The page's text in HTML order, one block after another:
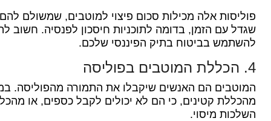
פוליסות אלה מכילות סכום פיצוי למוטבים, שמשולם
שגדל עם הזמן, בדומה לתוכניות חיסכון לפנסיה. חשוב
להשתמש בביטוח בתיק הפיננסי שלכם.
4. הכללת המוטבים בפוליסה
המוטבים הם האנשים שיקבלו את התמורה מהפוליסה.
מהכללת קטינים, כי הם לא יכולים לקבל כספים, או
השלכות מיסוי.